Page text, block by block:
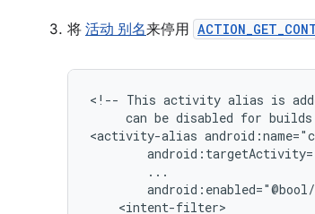
将 活动 别名来停用
<!-- This activity alias is
can be disabled for builds
<activity-alias